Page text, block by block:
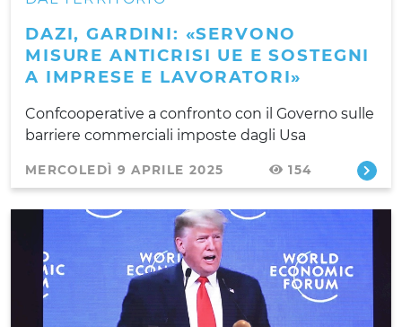
DAZI, GARDINI: «SERVONO
MISURE ANTICRISI UE E SOSTEGNI
A IMPRESE E LAVORATORI»
Confcooperative a confronto con il Governo sulle
barriere commerciali imposte dagli Usa
MERCOLEDÌ 9 APRILE 2025 154